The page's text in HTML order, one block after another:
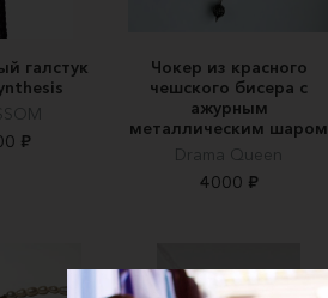
галстук
₽
Чокер из красного
чешского бисера с
ажурным
металлическим шаром
Drama Queen
4000 ₽